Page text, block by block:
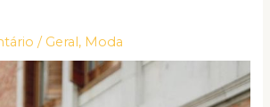
/ Geral, Moda